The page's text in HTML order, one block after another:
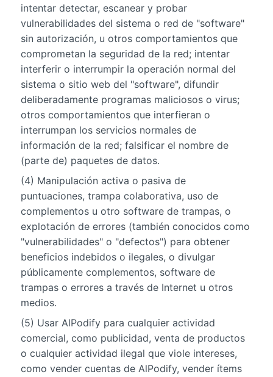
intentar detectar, escanear y probar
vulnerabilidades del sistema o red de "software"
sin autorización, u otros comportamientos que
comprometan la seguridad de la red; intentar
interferir o interrumpir la operación normal del
sistema o sitio web del "software", difundir
deliberadamente programas maliciosos o virus;
otros comportamientos que interfieran o
interrumpan los servicios normales de
información de la red; falsificar el nombre de
(parte de) paquetes de datos.
(4) Manipulación activa o pasiva de
puntuaciones, trampa colaborativa, uso de
complementos u otro software de trampas, o
explotación de errores (también conocidos como
"vulnerabilidades" o "defectos") para obtener
beneficios indebidos o ilegales, o divulgar
públicamente complementos, software de
trampas o errores a través de Internet u otros
medios.
(5) Usar AlPodify para cualquier actividad
comercial, como publicidad, venta de productos
o cualquier actividad ilegal que viole intereses,
como vender cuentas de AlPodify, vender ítems